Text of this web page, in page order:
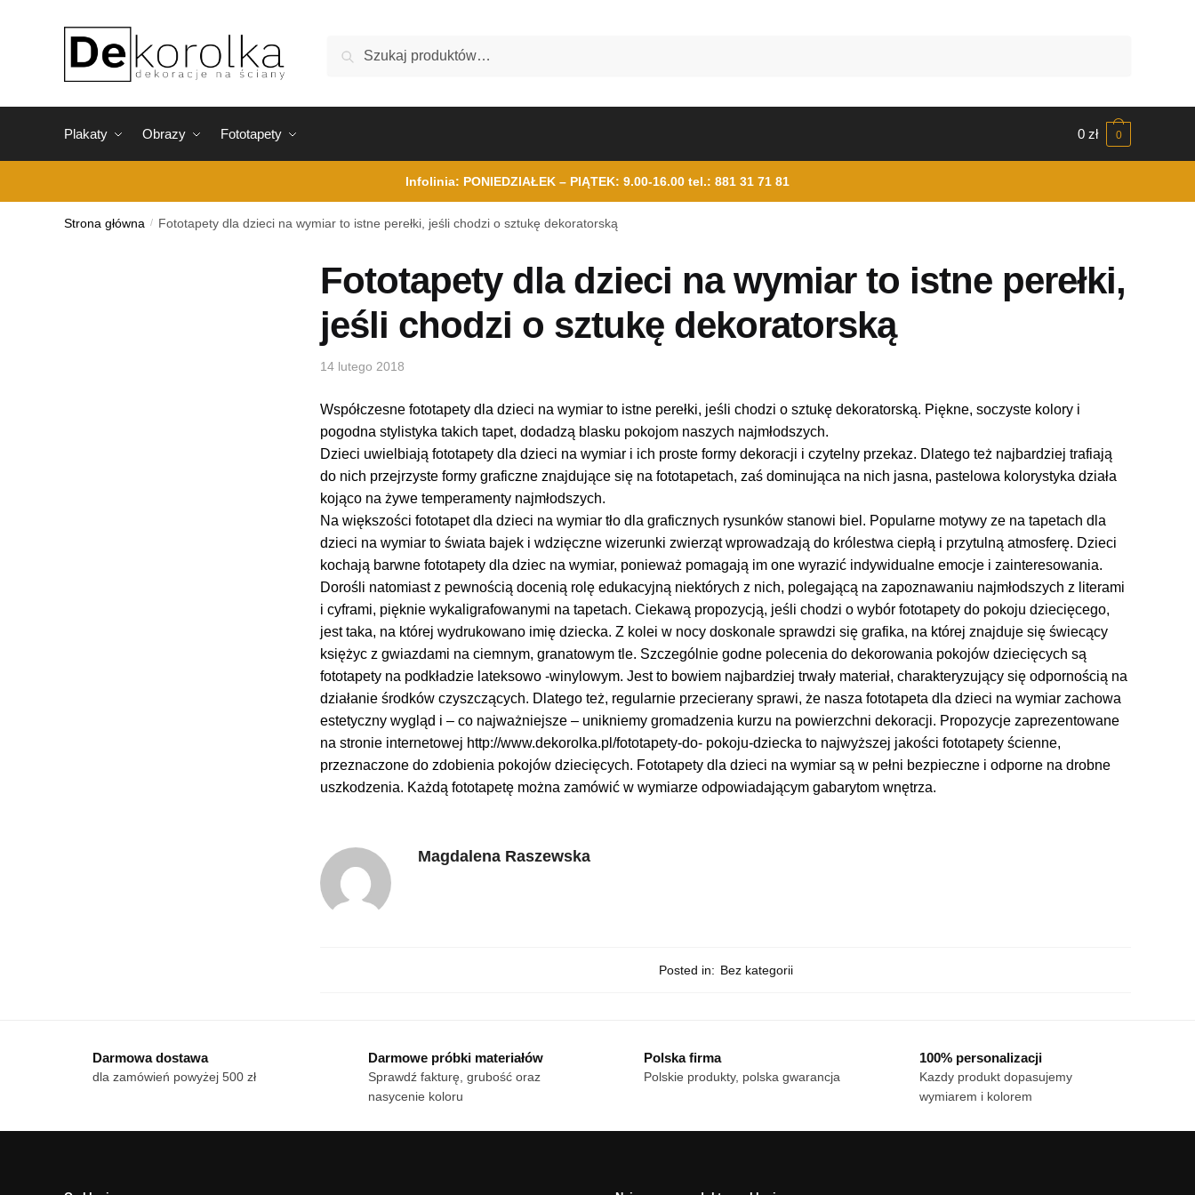
Szukaj
Plakaty Obrazy Fototapety 0 zł 0
Infolinia: PONIEDZIAŁEK – PIĄTEK: 9.00-16.00 tel.: 881 31 71 81
Strona główna / Fototapety dla dzieci na wymiar to istne perełki, jeśli chodzi o sztukę dekoratorską
Fototapety dla dzieci na wymiar to istne perełki,
jeśli chodzi o sztukę dekoratorską
14 lutego 2018
Współczesne fototapety dla dzieci na wymiar to istne perełki, jeśli chodzi o sztukę dekoratorską. Piękne, soczyste kolory i
pogodna stylistyka takich tapet, dodadzą blasku pokojom naszych najmłodszych.
Dzieci uwielbiają fototapety dla dzieci na wymiar i ich proste formy dekoracji i czytelny przekaz. Dlatego też najbardziej trafiają
do nich przejrzyste formy graficzne znajdujące się na fototapetach, zaś dominująca na nich jasna, pastelowa kolorystyka działa
kojąco na żywe temperamenty najmłodszych.
Na większości fototapet dla dzieci na wymiar tło dla graficznych rysunków stanowi biel. Popularne motywy ze na tapetach dla
dzieci na wymiar to świata bajek i wdzięczne wizerunki zwierząt wprowadzają do królestwa ciepłą i przytulną atmosferę. Dzieci
kochają barwne fototapety dla dziec na wymiar, ponieważ pomagają im one wyrazić indywidualne emocje i zainteresowania.
Dorośli natomiast z pewnością docenią rolę edukacyjną niektórych z nich, polegającą na zapoznawaniu najmłodszych z literami
i cyframi, pięknie wykaligrafowanymi na tapetach. Ciekawą propozycją, jeśli chodzi o wybór fototapety do pokoju dziecięcego,
jest taka, na której wydrukowano imię dziecka. Z kolei w nocy doskonale sprawdzi się grafika, na której znajduje się świecący
księżyc z gwiazdami na ciemnym, granatowym tle. Szczególnie godne polecenia do dekorowania pokojów dziecięcych są
fototapety na podkładzie lateksowo -winylowym. Jest to bowiem najbardziej trwały materiał, charakteryzujący się odpornością na
działanie środków czyszczących. Dlatego też, regularnie przecierany sprawi, że nasza fototapeta dla dzieci na wymiar zachowa
estetyczny wygląd i – co najważniejsze – unikniemy gromadzenia kurzu na powierzchni dekoracji. Propozycje zaprezentowane
na stronie internetowej http://www.dekorolka.pl/fototapety-do- pokoju-dziecka to najwyższej jakości fototapety ścienne,
przeznaczone do zdobienia pokojów dziecięcych. Fototapety dla dzieci na wymiar są w pełni bezpieczne i odporne na drobne
uszkodzenia. Każdą fototapetę można zamówić w wymiarze odpowiadającym gabarytom wnętrza.
Magdalena Raszewska
Posted in: Bez kategorii
Darmowa dostawa
dla zamówień powyżej 500 zł
Darmowe próbki materiałów
Sprawdź fakturę, grubość oraz
nasycenie koloru
Polska firma
Polskie produkty, polska gwarancja
100% personalizacji
Kazdy produkt dopasujemy
wymiarem i kolorem